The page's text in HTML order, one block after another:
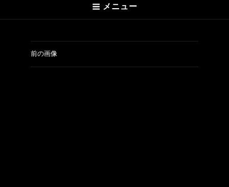
メニュー
前の画像